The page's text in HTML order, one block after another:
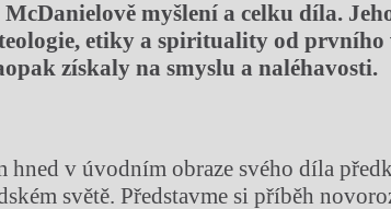
myšlení a celku díla.
etiky a spirituality od
získaly na smyslu a naléhavosti.
hned v úvodním obraze svého díla
světě. Představme si příběh